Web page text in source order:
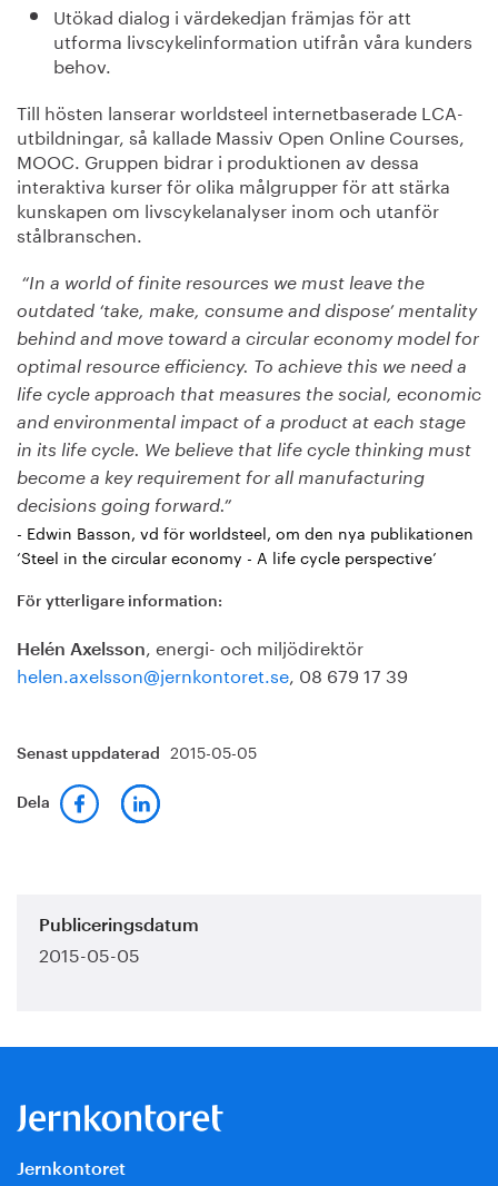
Utökad dialog i värdekedjan främjas för att
utforma livscykelinformation utifrån våra kunders
behov.
Till hösten lanserar worldsteel internetbaserade LCA-
utbildningar, så kallade Massiv Open Online Courses,
MOOC. Gruppen bidrar i produktionen av dessa
interaktiva kurser för olika målgrupper för att stärka
kunskapen om livscykelanalyser inom och utanför
stålbranschen.
“In a world of finite resources we must leave the
outdated ‘take, make, consume and dispose’ mentality
behind and move toward a circular economy model for
optimal resource efficiency. To achieve this we need a
life cycle approach that measures the social, economic
and environmental impact of a product at each stage
in its life cycle. We believe that life cycle thinking must
become a key requirement for all manufacturing
decisions going forward.”
- Edwin Basson, vd för worldsteel, om den nya publikationen
‘Steel in the circular economy - A life cycle perspective’
För ytterligare information:
Helén Axelsson, energi- och miljödirektör
helen.axelsson@jernkontoret.se, 08 679 17 39
Senast uppdaterad 2015-05-05
Dela
Publiceringsdatum
2015-05-05
Jernkontoret